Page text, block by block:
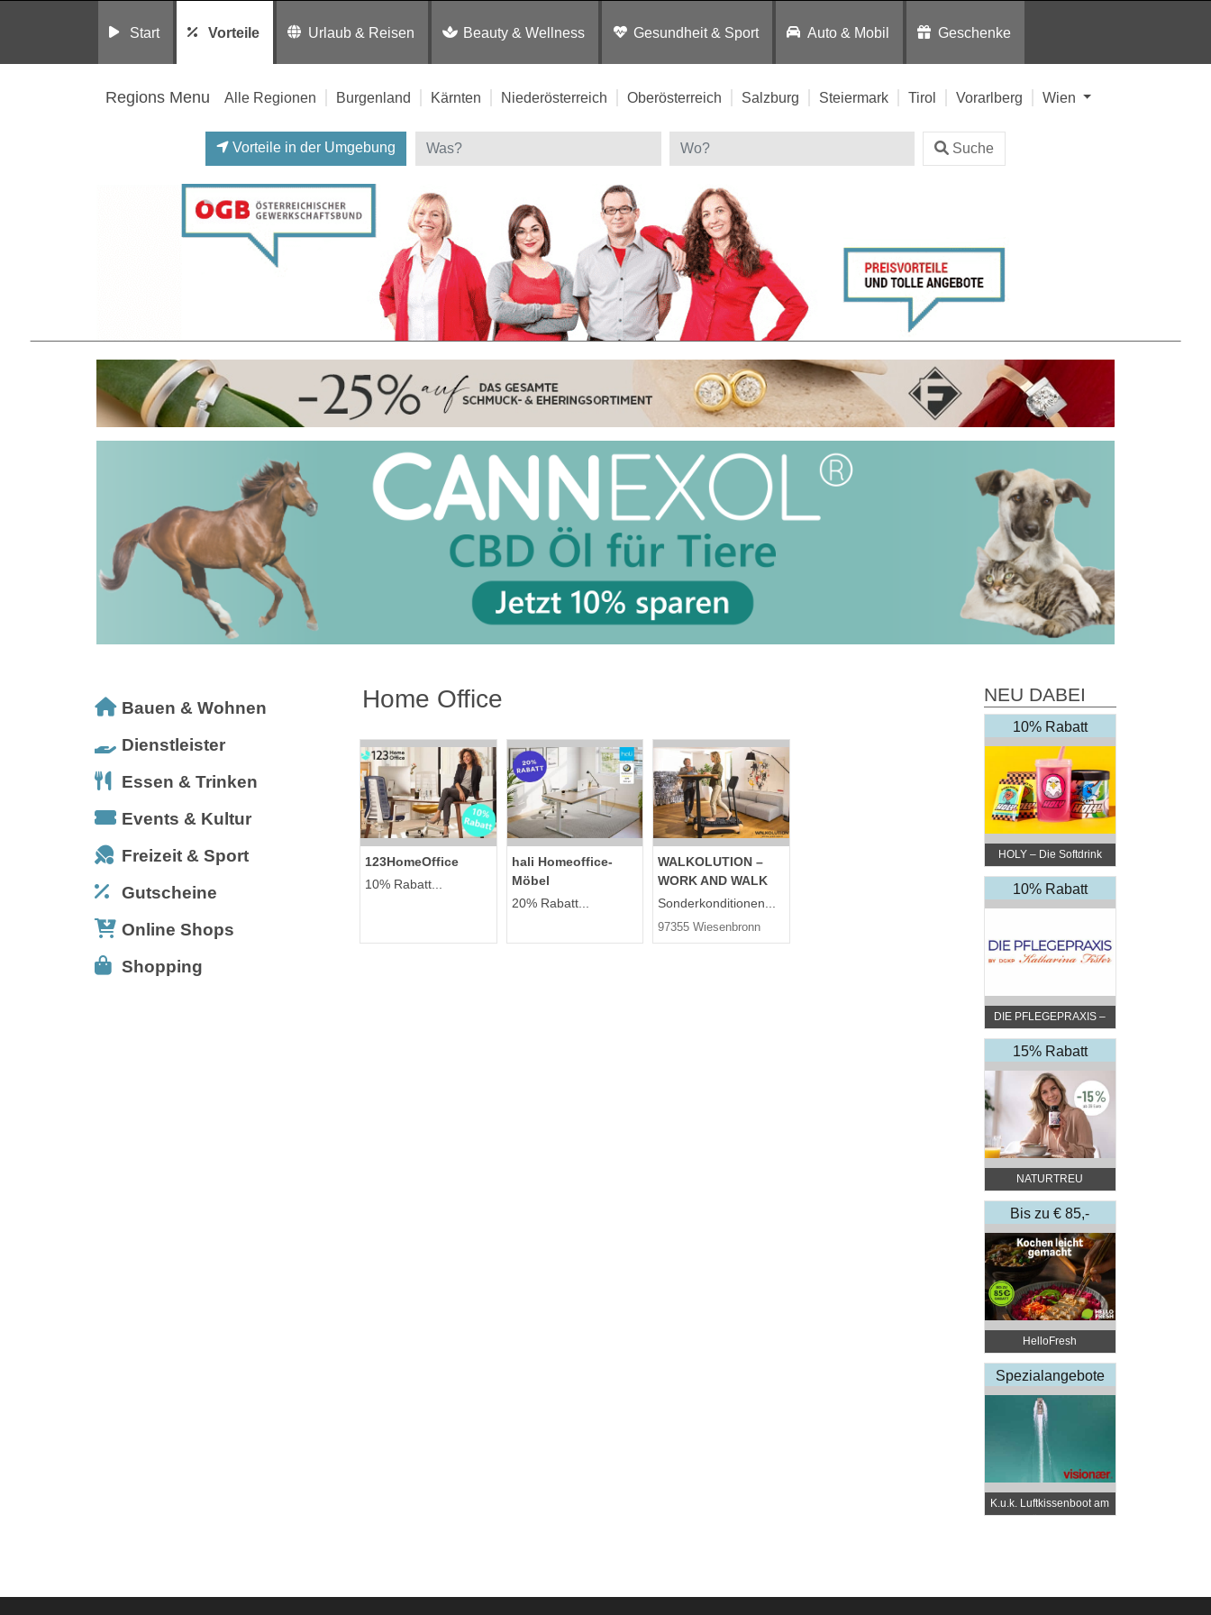
Start Vorteile Urlaub & Reisen Beauty & Wellness Gesundheit & Sport Auto & Mobil Geschenke
Regions Menu Alle Regionen Burgenland Kärnten Niederösterreich Oberösterreich Salzburg Steiermark Tirol Vorarlberg Wien
Vorteile in der Umgebung Suche
Bauen & Wohnen
Dienstleister
Essen & Trinken
Events & Kultur
Freizeit & Sport
Gutscheine
Online Shops
Shopping
Home Office
123HomeOffice
10% Rabatt...
hali Homeoffice-
Möbel
20% Rabatt...
WALKOLUTION –
WORK AND WALK
Sonderkonditionen...
97355 Wiesenbronn
NEU DABEI
10% Rabatt
HOLY – Die Softdrink
Revolution
10% Rabatt
DIE PFLEGEPRAXIS –
by DGKP Katharina
Fister
15% Rabatt
NATURTREU
Bis zu € 85,-
Rabatt
HelloFresh
Spezialangebote
K.u.k. Luftkissenboot am
Wörthersee